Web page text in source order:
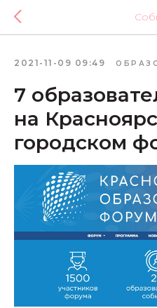
2021-11-09 09:49
7
на
городском